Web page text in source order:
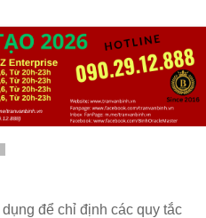
để chỉ định các quy tắc